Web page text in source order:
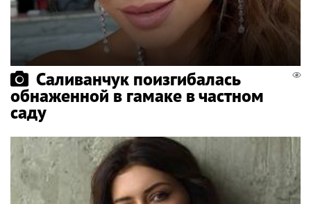
Саливанчук поизгибалась
обнаженной в гамаке в частном
саду